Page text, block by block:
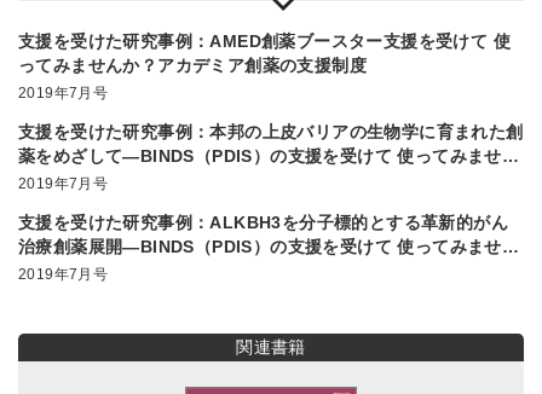
支援を受けた研究事例：AMED創薬ブースター支援を受けて 使
ってみませんか？アカデミア創薬の支援制度
2019年7月号
支援を受けた研究事例：本邦の上皮バリアの生物学に育まれた創
薬をめざして―BINDS（PDIS）の支援を受けて 使ってみません
か？アカデミア創薬の支援制度
2019年7月号
支援を受けた研究事例：ALKBH3を分子標的とする革新的がん
治療創薬展開―BINDS（PDIS）の支援を受けて 使ってみません
か？アカデミア創薬の支援制度
2019年7月号
関連書籍